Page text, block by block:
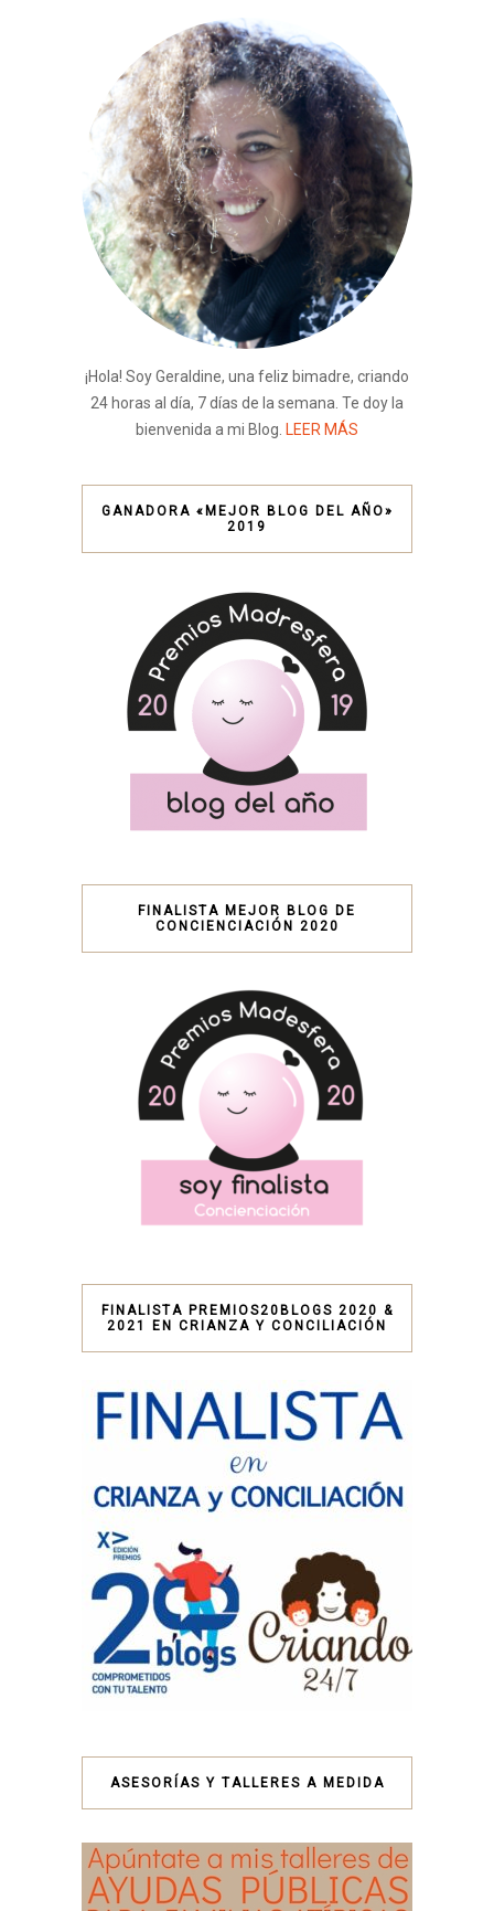
¡Hola! Soy Geraldine, una feliz bimadre, criando
24 horas al día, 7 días de la semana. Te doy la
bienvenida a mi Blog. LEER MÁS
GANADORA «MEJOR BLOG DEL AÑO»
2019
FINALISTA MEJOR BLOG DE
CONCIENCIACIÓN 2020
FINALISTA PREMIOS20BLOGS 2020 &
2021 EN CRIANZA Y CONCILIACIÓN
ASESORÍAS Y TALLERES A MEDIDA